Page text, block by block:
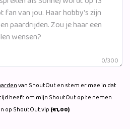
0/300
van ShoutOut en stem er mee in dat
heeft om mijn ShoutOut op te nemen.
op ShoutOut.vip (€1,00)